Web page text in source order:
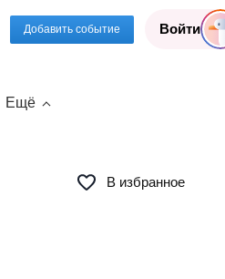
Добавить событие Войти
Ещё
В избранное